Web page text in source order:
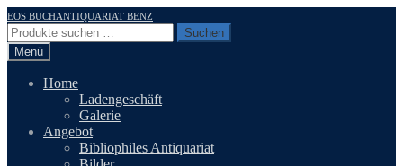
Zur
Navigation
springen
Zum
Inhalt
springen
EOS BUCHANTIQUARIAT BENZ
Suchen
nach:
Suchen
Menü
Home
Ladengeschäft
Galerie
Angebot
Bibliophiles Antiquariat